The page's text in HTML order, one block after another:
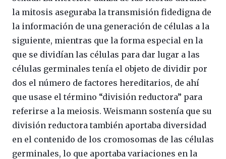
la mitosis aseguraba la transmisión fidedigna de
la información de una generación de células a la
siguiente, mientras que la forma especial en la
que se dividían las células para dar lugar a las
células germinales tenía el objeto de dividir por
dos el número de factores hereditarios, de ahí
que usase el término “división reductora” para
referirse a la meiosis. Weismann sostenía que su
división reductora también aportaba diversidad
en el contenido de los cromosomas de las células
germinales, lo que aportaba variaciones en la